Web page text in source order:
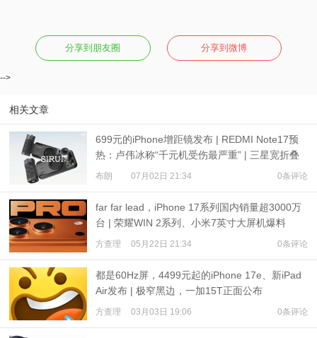
分享到朋友圈 分享到微博
-->
相关文章
699元的iPhone增距镜发布 | REDMI Note17预
热：卢伟冰称“千元机受伤最严重” | 三星宽折叠
或7月22日发布
布朗 07月02日 21:34 0条评论
far far lead，iPhone 17系列国内销量超3000万
台 | 荣耀WIN 2系列、小米7英寸大屏机爆料
方查理 05月22日 21:34 0条评论
都是60Hz屏，4499元起的iPhone 17e、新iPad
Air发布 | 极窄黑边，一加15T正面公布
方查理 03月03日 19:06 0条评论